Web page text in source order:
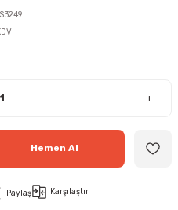
+
Hemen Al
Paylaş Karşılaştır